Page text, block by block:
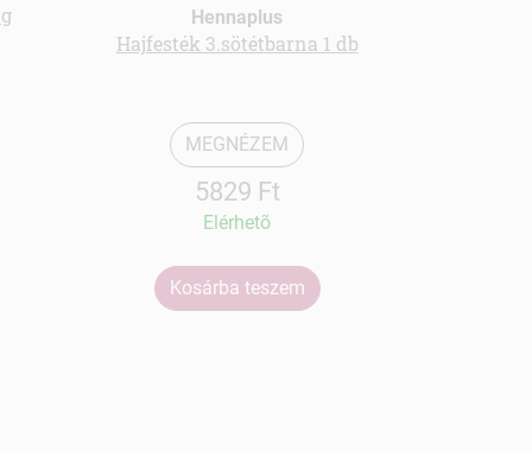
Hennaplus
Hajfesték 3.sötétbarna 1 db
MEGNÉZEM
5829 Ft
Elérhetõ
Kosárba teszem